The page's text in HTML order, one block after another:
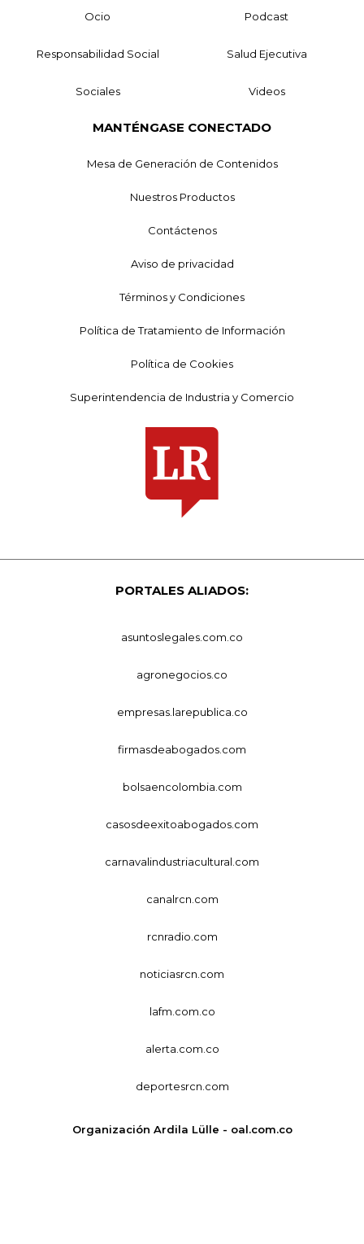
Ocio Podcast
Responsabilidad Social Salud Ejecutiva
Sociales Videos
MANTÉNGASE CONECTADO
Mesa de Generación de Contenidos
Nuestros Productos
Contáctenos
Aviso de privacidad
Términos y Condiciones
Política de Tratamiento de Información
Política de Cookies
Superintendencia de Industria y Comercio
PORTALES ALIADOS:
asuntoslegales.com.co
agronegocios.co
empresas.larepublica.co
firmasdeabogados.com
bolsaencolombia.com
casosdeexitoabogados.com
carnavalindustriacultural.com
canalrcn.com
rcnradio.com
noticiasrcn.com
lafm.com.co
alerta.com.co
deportesrcn.com
Organización Ardila Lülle - oal.com.co